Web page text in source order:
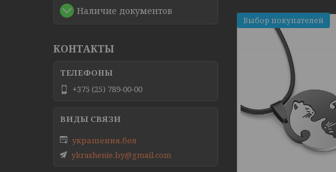
Выбор покупателей
Наличие документов
КОНТАКТЫ
+375 (25) 789-00-00
украшения.бел
ykrashenie.by@gmail.com